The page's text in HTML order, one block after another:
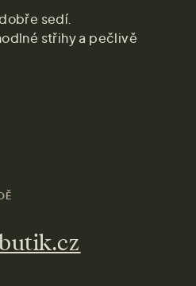
sedí.
střihy a pečlivě